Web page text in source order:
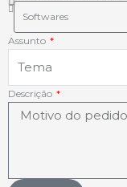
Assunto
Descrição